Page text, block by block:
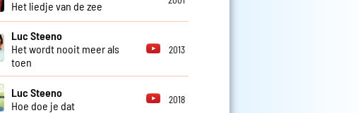
Het liedje van de zee
Luc Steeno
Het wordt nooit meer als
toen
2013
Luc Steeno
Hoe doe je dat
2018